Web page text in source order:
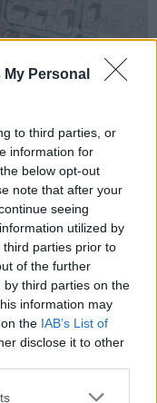
Personal
to third parties, or
information for
below opt-out
note that after your
seeing
utilized by
parties prior to
of the further
third parties on the
information may
the IAB’s List of
disclose it to other
louka 2021.